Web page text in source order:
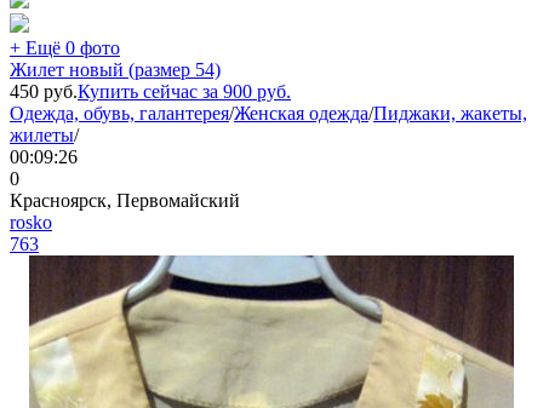
+ Ещё 0 фото
Жилет новый (размер 54)
450 руб.Купить сейчас за 900 руб.
Одежда, обувь, галантерея/Женская одежда/Пиджаки, жакеты,
жилеты/
00:09:26
0
Красноярск, Первомайский
rosko
763